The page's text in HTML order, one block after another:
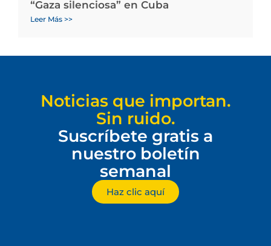
“Gaza silenciosa” en Cuba
Leer Más >>
Noticias que importan.
Sin ruido.
Suscríbete gratis a
nuestro boletín
semanal
Haz clic aquí